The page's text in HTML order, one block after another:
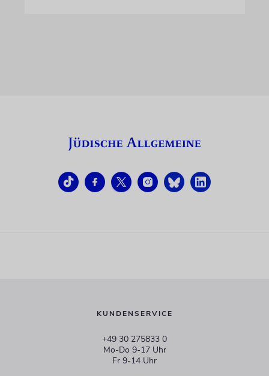
KUNDENSERVICE
+49 30 275833 0
Mo-Do 9-17 Uhr
Fr 9-14 Uhr